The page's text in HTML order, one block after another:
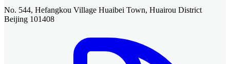
No. 544, Hefangkou Village Huaibei Town, Huairou District
Beijing 101408